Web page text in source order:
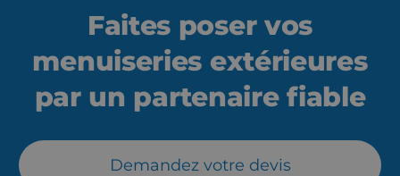
Faites poser vos
menuiseries extérieures
par un partenaire fiable
Demandez votre devis